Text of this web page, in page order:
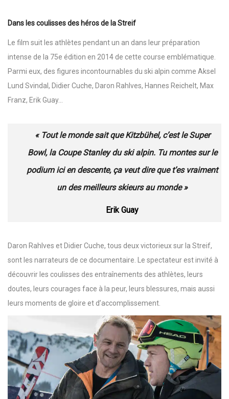
Dans les coulisses des héros de la Streif
Le film suit les athlètes pendant un an dans leur préparation
intense de la 75e édition en 2014 de cette course emblématique.
Parmi eux, des figures incontournables du ski alpin comme Aksel
Lund Svindal, Didier Cuche, Daron Rahlves, Hannes Reichelt, Max
Franz, Erik Guay…
« Tout le monde sait que Kitzbühel, c’est le Super
Bowl, la Coupe Stanley du ski alpin. Tu montes sur le
podium ici en descente, ça veut dire que t’es vraiment
un des meilleurs skieurs au monde »
Erik Guay
Daron Rahlves et Didier Cuche, tous deux victorieux sur la Streif,
sont les narrateurs de ce documentaire. Le spectateur est invité à
découvrir les coulisses des entraînements des athlètes, leurs
doutes, leurs courages face à la peur, leurs blessures, mais aussi
leurs moments de gloire et d’accomplissement.